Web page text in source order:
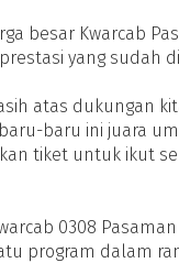
besar Kwarcab
yang sudah
atas dukungan
baru ini juara
tiket untuk ikut
0308
program dalam